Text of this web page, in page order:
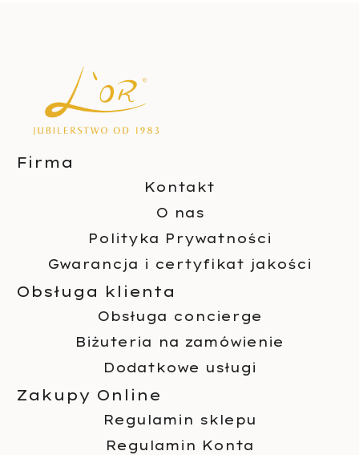
Firma
Kontakt
O nas
Polityka Prywatności
Gwarancja i certyfikat jakości
Obsługa klienta
Obsługa concierge
Biżuteria na zamówienie
Dodatkowe usługi
Zakupy Online
Regulamin sklepu
Regulamin Konta